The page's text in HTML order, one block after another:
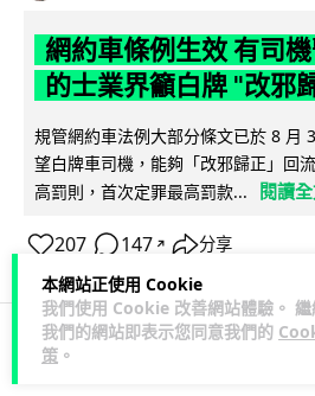
本網站正使用 Cookie
我們使用 Cookie 改善網站體驗。 繼
我們的網站即表示您同意我們的
策 。
網約車條例生效 有司
的士業界籲白牌 "改邪
規管網約車法例大部分條文已於 8 月
望白牌車司機，能夠「改邪歸正」回
高罰則，首次定罪最高罰款...
閱讀
207 147 ↗ 分享
人工智能